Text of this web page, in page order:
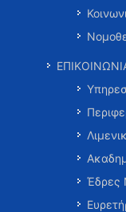
Έδρες